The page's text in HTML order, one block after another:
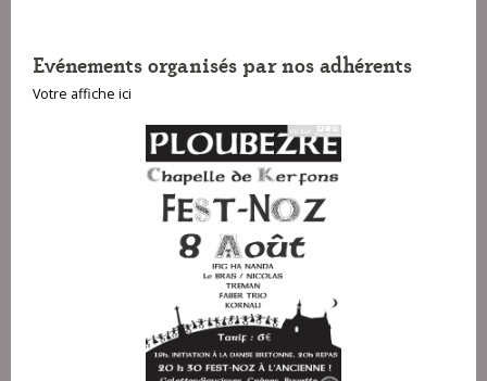
Evénements organisés par nos adhérents
Votre affiche ici